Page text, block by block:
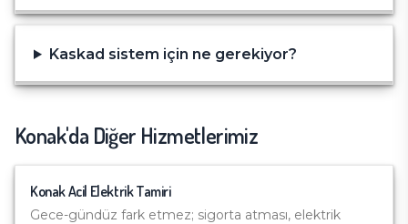
Kaskad sistem için ne gerekiyor?
Konak'da Diğer Hizmetlerimiz
KonakAcil Elektrik Tamiri
Gece-gündüz fark etmez; sigorta atması, elektrik